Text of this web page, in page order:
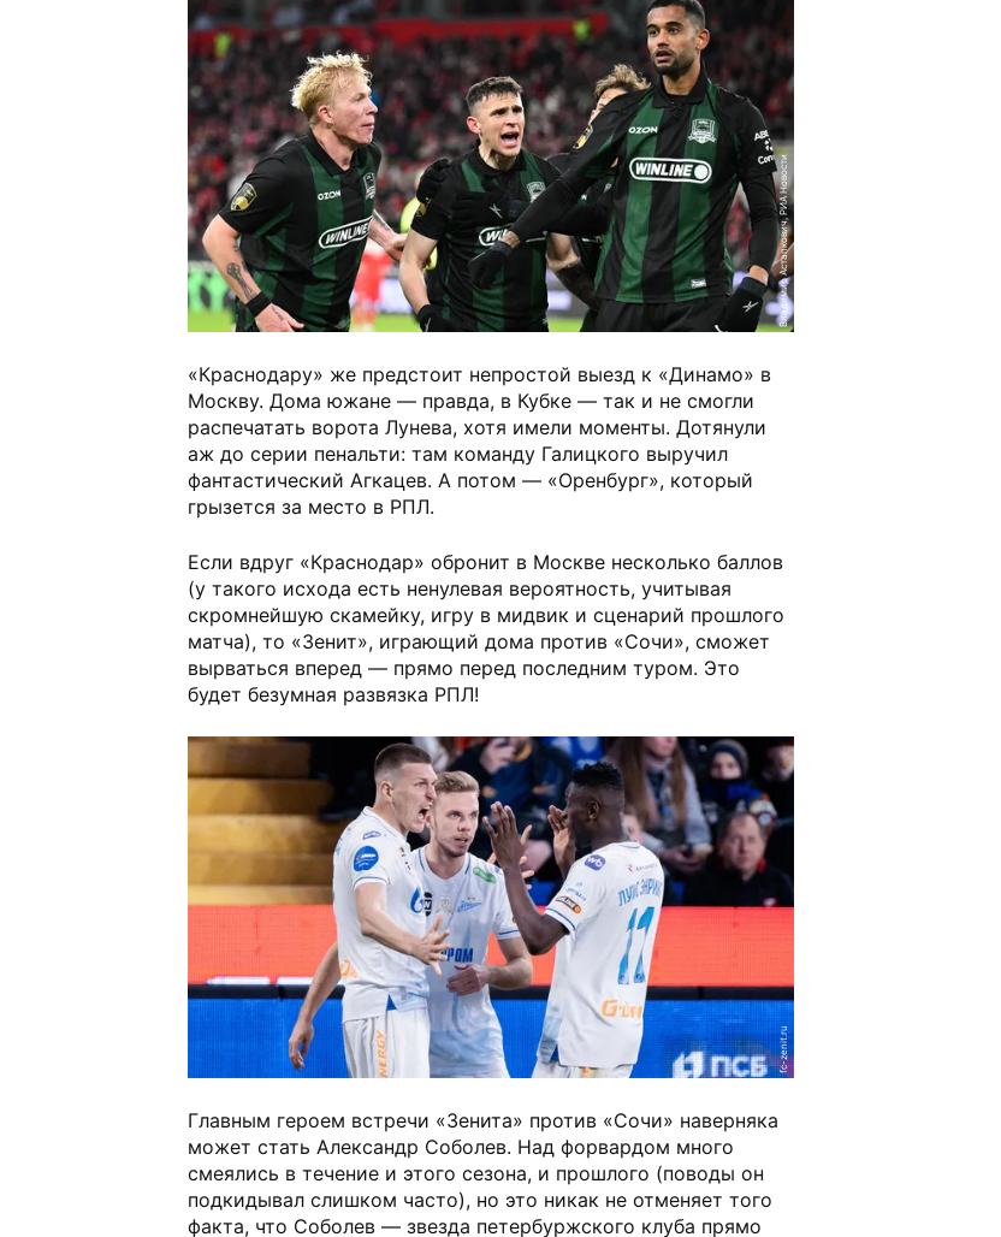
Владимир Астапкович, РИА Новости
«Краснодару» же предстоит непростой выезд к «Динамо» в
Москву. Дома южане — правда, в Кубке — так и не смогли
распечатать ворота Лунева, хотя имели моменты. Дотянули
аж до серии пенальти: там команду Галицкого выручил
фантастический Агкацев. А потом — «Оренбург», который
грызется за место в РПЛ.
Если вдруг «Краснодар» обронит в Москве несколько баллов
(у такого исхода есть ненулевая вероятность, учитывая
скромнейшую скамейку, игру в мидвик и сценарий прошлого
матча), то «Зенит», играющий дома против «Сочи», сможет
вырваться вперед — прямо перед последним туром. Это
будет безумная развязка РПЛ!
fc-zenit.ru
Главным героем встречи «Зенита» против «Сочи» наверняка
может стать Александр Соболев. Над форвардом много
смеялись в течение и этого сезона, и прошлого (поводы он
подкидывал слишком часто), но это никак не отменяет того
факта, что Соболев — звезда петербуржского клуба прямо